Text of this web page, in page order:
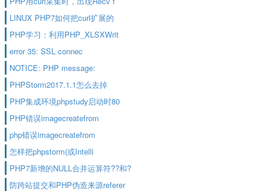
LINUX PHP7如何把curl扩展的
PHP学习：利用PHP_XLSXWrit
error 35: SSL connec
NOTICE: PHP message:
PHPStorm2017.1.1怎么去掉
PHP集成环境phpstudy启动时80
PHP错误imagecreatefrom
php错误imagecreatefrom
怎样把phpstorm(或Intelli
PHP7新增的NULL合并运算符??和?
防跨站提交和PHP伪造来源referer